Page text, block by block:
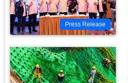
Press Release